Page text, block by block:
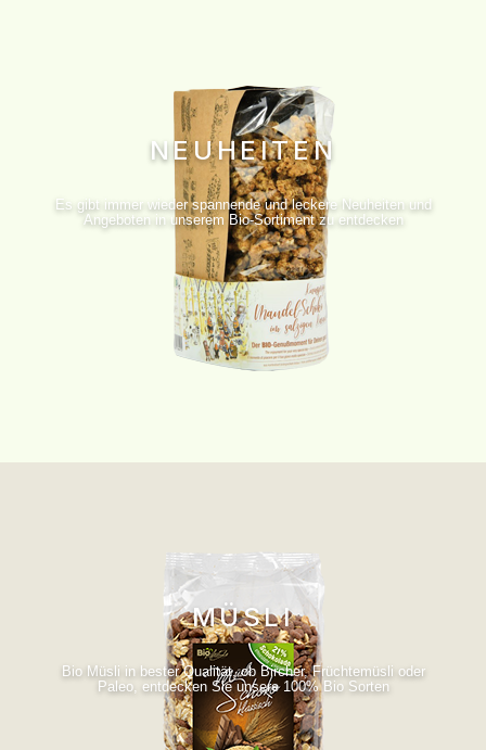
NEUHEITEN
Es gibt immer wieder spannende und leckere Neuheiten und
Angeboten in unserem Bio-Sortiment zu entdecken
MÜSLI
Bio Müsli in bester Qualität, ob Bircher, Früchtemüsli oder
Paleo, entdecken Sie unsere 100% Bio Sorten